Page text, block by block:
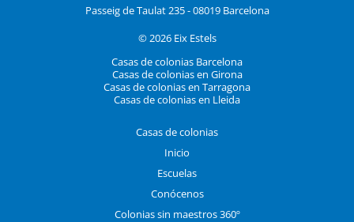
Passeig de Taulat 235 - 08019 Barcelona
© 2026 Eix Estels
Casas de colonias Barcelona
Casas de colonias en Girona
Casas de colonias en Tarragona
Casas de colonias en Lleida
Casas de colonias
Inicio
Escuelas
Conócenos
Colonias sin maestros 360º